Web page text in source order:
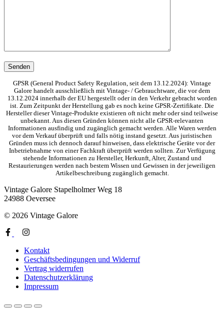
GPSR (General Product Safety Regulation, seit dem 13.12.2024): Vintage
Galore handelt ausschließlich mit Vintage- / Gebrauchtware, die vor dem
13.12.2024 innerhalb der EU hergestellt oder in den Verkehr gebracht worden
ist. Zum Zeitpunkt der Herstellung gab es noch keine GPSR-Zertifikate. Die
Hersteller dieser Vintage-Produkte existieren oft nicht mehr oder sind teilweise
unbekannt. Aus diesen Gründen können nicht alle GPSR-relevanten
Informationen ausfindig und zugänglich gemacht werden. Alle Waren werden
vor dem Verkauf überprüft und falls nötig instand gesetzt. Aus juristischen
Gründen muss ich dennoch darauf hinweisen, dass elektrische Geräte vor der
Inbetriebnahme von einer Fachkraft überprüft werden sollten. Zur Verfügung
stehende Informationen zu Hersteller, Herkunft, Alter, Zustand und
Restaurierungen werden nach bestem Wissen und Gewissen in der jeweiligen
Artikelbeschreibung zugänglich gemacht.
Vintage Galore Stapelholmer Weg 18
24988 Oeversee
© 2026 Vintage Galore
Kontakt
Geschäftsbedingungen und Widerruf
Vertrag widerrufen
Datenschutzerklärung
Impressum